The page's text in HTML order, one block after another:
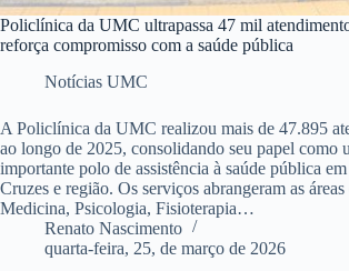
Policlínica da UMC ultrapassa 47 mil
reforça compromisso com a saúde pública
Notícias UMC
A Policlínica da UMC realizou mais de 47.895
ao longo de 2025, consolidando seu papel como
importante polo de assistência à saúde pública
Cruzes e região. Os serviços abrangeram as áreas
Medicina, Psicologia, Fisioterapia…
Renato Nascimento
quarta-feira, 25, de março de 2026